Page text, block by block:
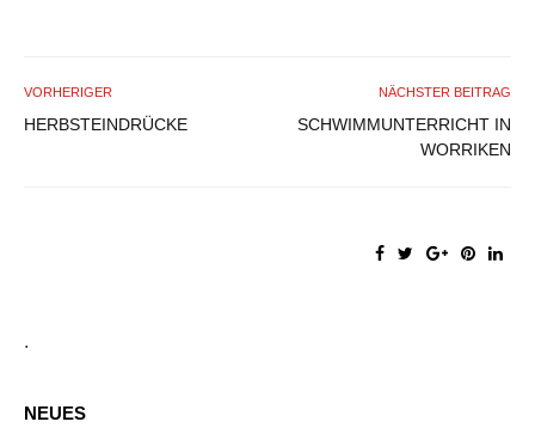
VORHERIGER
HERBSTEINDRÜCKE
NÄCHSTER BEITRAG
SCHWIMMUNTERRICHT IN
WORRIKEN
.
NEUES